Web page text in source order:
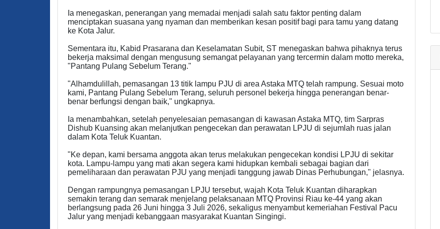
Ia menegaskan, penerangan yang memadai menjadi salah satu faktor penting dalam
menciptakan suasana yang nyaman dan memberikan kesan positif bagi para tamu yang datang
ke Kota Jalur.
Sementara itu, Kabid Prasarana dan Keselamatan Subit, ST menegaskan bahwa pihaknya terus
bekerja maksimal dengan mengusung semangat pelayanan yang tercermin dalam motto mereka,
"Pantang Pulang Sebelum Terang."
"Alhamdulillah, pemasangan 13 titik lampu PJU di area Astaka MTQ telah rampung. Sesuai moto
kami, Pantang Pulang Sebelum Terang, seluruh personel bekerja hingga penerangan benar-
benar berfungsi dengan baik," ungkapnya.
Ia menambahkan, setelah penyelesaian pemasangan di kawasan Astaka MTQ, tim Sarpras
Dishub Kuansing akan melanjutkan pengecekan dan perawatan LPJU di sejumlah ruas jalan
dalam Kota Teluk Kuantan.
"Ke depan, kami bersama anggota akan terus melakukan pengecekan kondisi LPJU di sekitar
kota. Lampu-lampu yang mati akan segera kami hidupkan kembali sebagai bagian dari
pemeliharaan dan perawatan PJU yang menjadi tanggung jawab Dinas Perhubungan," jelasnya.
Dengan rampungnya pemasangan LPJU tersebut, wajah Kota Teluk Kuantan diharapkan
semakin terang dan semarak menjelang pelaksanaan MTQ Provinsi Riau ke-44 yang akan
berlangsung pada 26 Juni hingga 3 Juli 2026, sekaligus menyambut kemeriahan Festival Pacu
Jalur yang menjadi kebanggaan masyarakat Kuantan Singingi.